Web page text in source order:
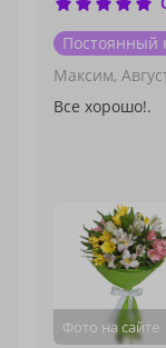
Постоянный
Максим,
Все хорошо!.
Фото на сайте